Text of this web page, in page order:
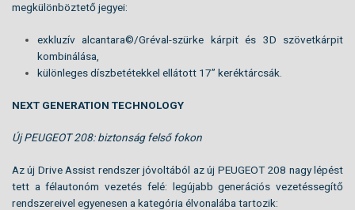
megkülönböztető jegyei:
exkluzív alcantara©/Gréval-szürke kárpit és 3D szövetkárpit
kombinálása,
különleges díszbetétekkel ellátott 17” keréktárcsák.
NEXT GENERATION TECHNOLOGY
Új PEUGEOT 208: biztonság felső fokon
Az új Drive Assist rendszer jóvoltából az új PEUGEOT 208 nagy lépést
tett a félautonóm vezetés felé: legújabb generációs vezetéssegítő
rendszereivel egyenesen a kategória élvonalába tartozik: